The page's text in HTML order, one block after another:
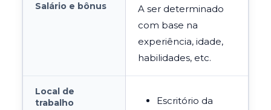
Salário e bônus
A ser determinado
com base na
experiência, idade,
habilidades, etc.
Local de
trabalho
Escritório da